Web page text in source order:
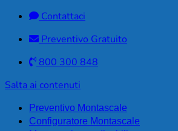
Contattaci
Preventivo Gratuito
800 300 848
Salta ai contenuti
Preventivo Montascale
Configuratore Montascale